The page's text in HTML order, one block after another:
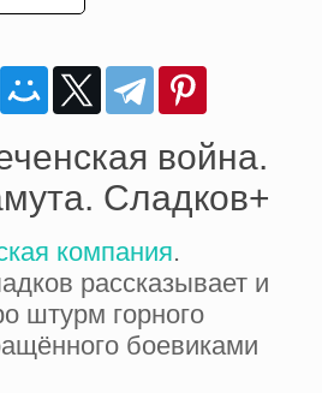
война.
Сладков+
компания.
рассказывает и
штурм горного
боевиками